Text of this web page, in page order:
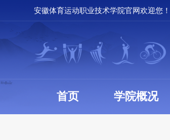
安徽体育运动职业技术学院官网欢迎您！
首页 学院概况